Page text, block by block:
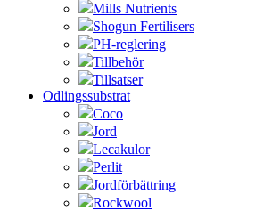
Mills Nutrients
Shogun Fertilisers
PH-reglering
Tillbehör
Tillsatser
Odlingssubstrat
Coco
Jord
Lecakulor
Perlit
Jordförbättring
Rockwool